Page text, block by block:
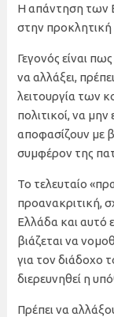
Η απάντηση των
στην
Γεγονός είναι
να αλλάξει,
λειτουργία των
πολιτικοί, να μην
αποφασίζουν με
συμφέρον της
Το τελευταίο
προανακριτική,
Ελλάδα και αυτό
βιάζεται να
για τον διάδοχο
διερευνηθεί η
Πρέπει να